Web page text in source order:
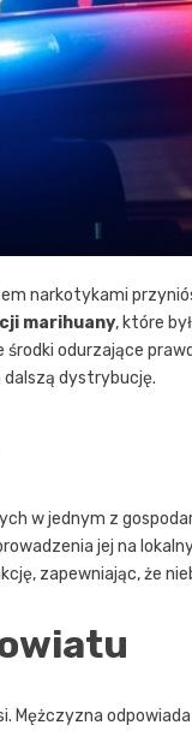
narkotykami
marihuany, które
odurzające
dalszą dystrybucję.
w jednym z
jej na
zapewniając, że
Mężczyzna